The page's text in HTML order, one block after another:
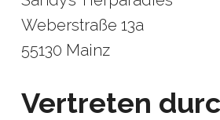
Weberstraße 13a
55130 Mainz
Vertreten